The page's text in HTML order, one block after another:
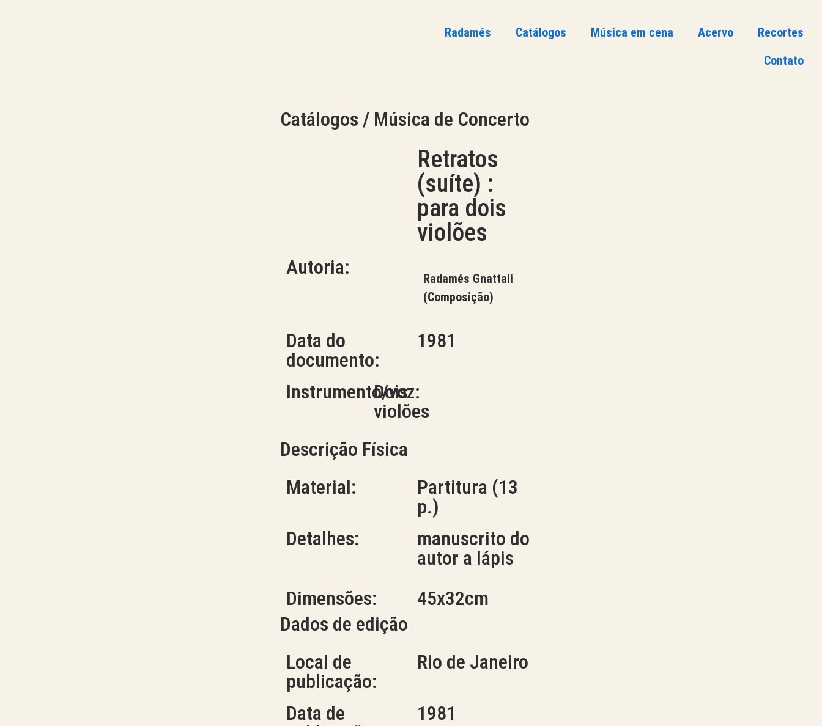
Radamés Catálogos Música em cena Acervo
Recortes
Contato
Catálogos / Música de Concerto
Retratos
(suíte) :
para dois
violões
Autoria:
Radamés Gnattali
(Composição)
Data do
documento:
1981
Instrumento/voz:
Dois
violões
Descrição Física
Material:
Partitura (13
p.)
Detalhes:
manuscrito do
autor a lápis
Dimensões:
45x32cm
Dados de edição
Local de
publicação:
Rio de Janeiro
Data de
1981